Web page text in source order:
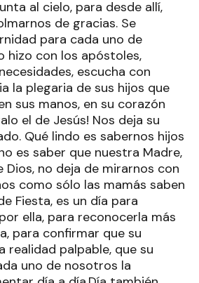
al cielo, para desde allí,
de gracias. Se
para cada uno de
hizo con los apóstoles,
escucha con
la plegaria de sus hijos que
sus manos, en su corazón
el de Jesús! Nos deja su
Qué lindo es sabernos hijos
es saber que nuestra Madre,
Dios, no deja de mirarnos con
como sólo las mamás saben
Fiesta, es un día para
ella, para reconocerla más
para confirmar que su
realidad palpable, que su
uno de nosotros la